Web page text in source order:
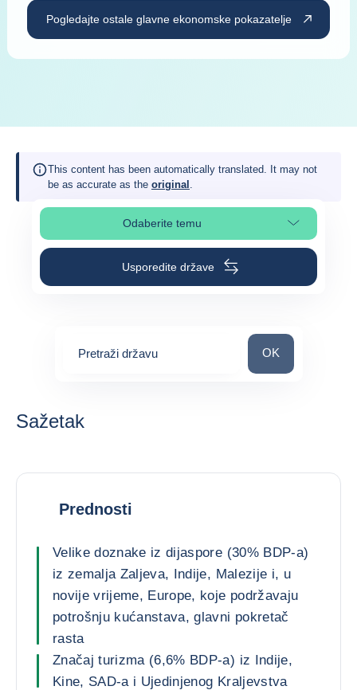
Pogledajte ostale glavne ekonomske pokazatelje
This content has been automatically translated. It may not
be as accurate as the original .
Odaberite temuOdaberite odjeljak na stranici
Usporedite države
Pretraži državu Pretraži državu
OK
Sažetak
Prednosti
Velike doznake iz dijaspore (30% BDP-a)
iz zemalja Zaljeva, Indije, Malezije i, u
novije vrijeme, Europe, koje podržavaju
potrošnju kućanstava, glavni pokretač
rasta
Značaj turizma (6,6% BDP-a) iz Indije,
Kine, SAD-a i Ujedinjenog Kraljevstva